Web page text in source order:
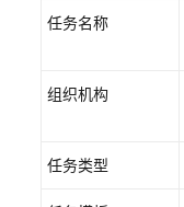
客
配
媒
任务名称
组织机构
任务类型